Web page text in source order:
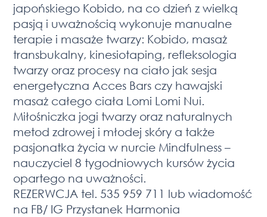
japońskiego Kobido, na co dzień z wielką
pasją i uważnością wykonuje manualne
terapie i masaże twarzy: Kobido, masaż
transbukalny, kinesiotaping, refleksologia
twarzy oraz procesy na ciało jak sesja
energetyczna Acces Bars czy hawajski
masaż całego ciała Lomi Lomi Nui.
Miłośniczka jogi twarzy oraz naturalnych
metod zdrowej i młodej skóry a także
pasjonatka życia w nurcie Mindfulness –
nauczyciel 8 tygodniowych kursów życia
opartego na uważności.
REZERWCJA tel. 535 959 711 lub wiadomość
na FB/ IG Przystanek Harmonia